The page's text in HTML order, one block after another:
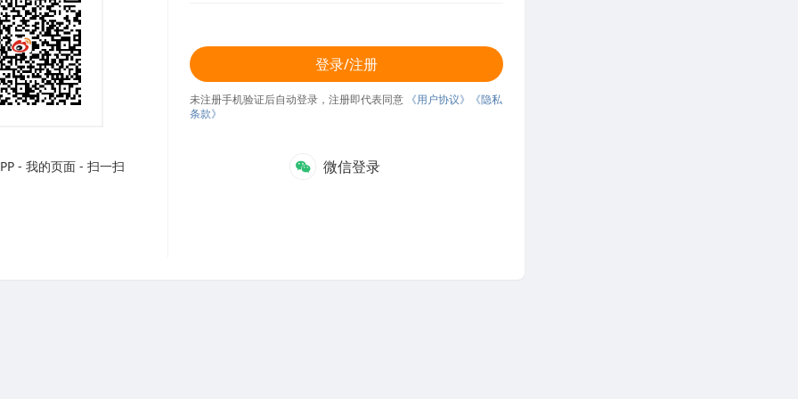
- 我的页面 - 扫一扫
登录/注册
未注册手机验证后自动登录，注册即代表同意 《用户协议》
《隐私
条款》
微信登录